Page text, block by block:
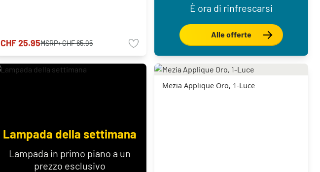
CHF 25.95MSRP:CHF 65.95
È ora di rinfrescarsi
Alle offerte
Lampada della settimana
Lampada in primo piano a un
prezzo esclusivo
Mezia Applique Oro, 1-Luce